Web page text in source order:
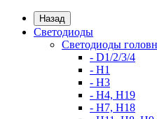
Назад
Светодиоды
Светодиоды
- D1/2/3/4
- H1
- H3
- H4, H19
- H7, H18